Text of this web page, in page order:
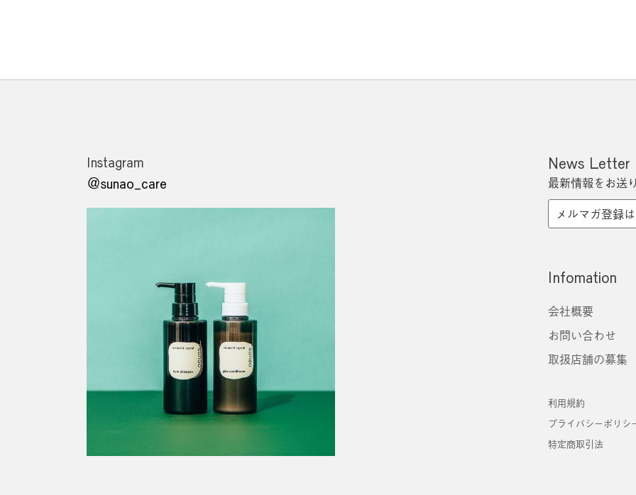
Instagram
＠sunao_care
News Letter
最新情報をお送
メルマガ登録
Infomation
会社概要
お問い合わせ
取扱店舗の募集
利用規約
プライバシーポリシ
特定商取引法